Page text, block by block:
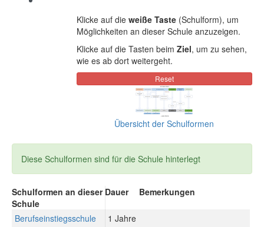
Klicke auf die weiße Taste(Schulform), um
Möglichkeiten an dieser Schule anzuzeigen.
Klicke auf die Tasten beim Ziel, um zu sehen,
wie es ab dort weitergeht.
Übersicht der Schulformen
Diese Schulformen sind für die Schule hinterlegt
Schulformen an dieser
Schule
Dauer Bemerkungen
Berufseinstiegsschule
1 Jahre